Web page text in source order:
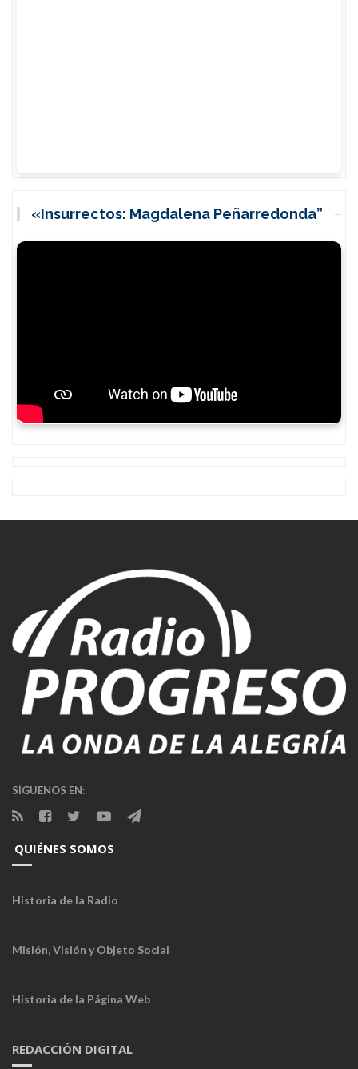
«Insurrectos: Magdalena Peñarredonda”
SÍGUENOS EN:
QUIÉNES SOMOS
Historia de la Radio
Misión, Visión y Objeto Social
Historia de la Página Web
REDACCIÓN DIGITAL